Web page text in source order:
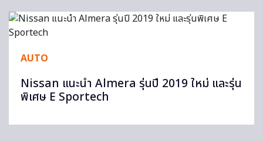
AUTO
Nissan แนะนำ Almera รุ่นปี 2019 ใหม่ และรุ่น
พิเศษ E Sportech